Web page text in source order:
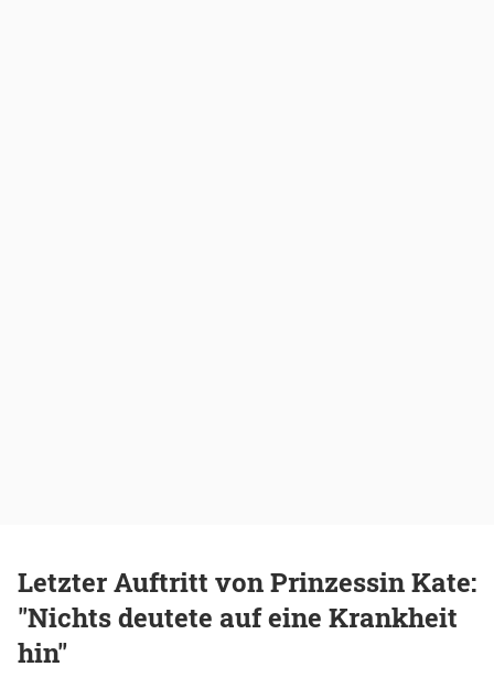
Letzter Auftritt von Prinzessin Kate:
"Nichts deutete auf eine Krankheit
hin"